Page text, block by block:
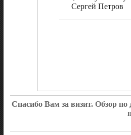
Сергей Петров
Спасибо Вам за визит. Обзор